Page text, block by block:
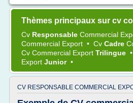
Thèmes principaux sur cv
Cv Responsable Commercial
Commercial Export • Cv Cadre
Cv Commercial Export Trilingue •
Export Junior •
CV RESPONSABLE COMMERCIAL